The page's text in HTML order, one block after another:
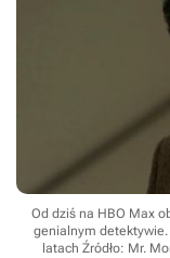
Od dziś na HBO Max
genialnym
latach Źródło: Mr.